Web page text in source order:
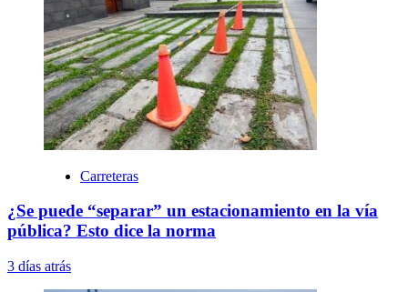
Carreteras
¿Se puede “separar” un estacionamiento en la vía
pública? Esto dice la norma
3 días atrás